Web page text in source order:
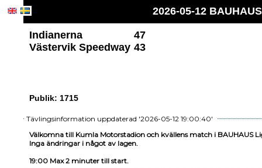
2026-05-12
Indianerna
47
Västervik Speedway 43
Publik: 1715
Tävlingsinformation uppdaterad '2026-05-12 19:00:40'
Välkomna till Kumla Motorstadion och kvällens match i BAUHAUS
Inga ändringar i något av lagen.
19:00 Max 2 minuter till start.